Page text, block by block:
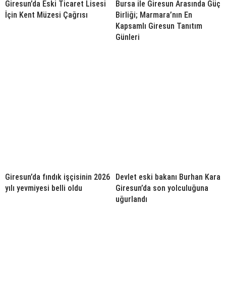
Giresun’da Eski Ticaret Lisesi
İçin Kent Müzesi Çağrısı
Bursa ile Giresun Arasında Güç
Birliği; Marmara’nın En
Kapsamlı Giresun Tanıtım
Günleri
Giresun’da fındık işçisinin 2026
yılı yevmiyesi belli oldu
Devlet eski bakanı Burhan Kara
Giresun’da son yolculuğuna
uğurlandı